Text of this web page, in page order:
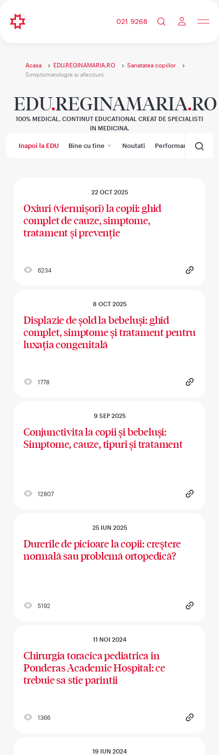
021 9268
Acasa EDU.REGINAMARIA.RO
Sanatatea copiilor
Simptomatologie si afectiuni
EDU.REGINAMARIA.RO
100% MEDICAL. CONTINUT EDUCATIONAL CREAT DE SPECIALISTI
IN MEDICINA.
Inapoi la EDU Bine cu tine Noutati Performanta
22 OCT 2025
Oxiuri (viermișori) la copii: ghid
complet de cauze, simptome,
tratament și prevenție
6234
8 OCT 2025
Displazie de șold la bebeluși: ghid
complet, simptome și tratament pentru
luxația congenitală
1778
9 SEP 2025
Conjunctivita la copii și bebeluși:
Simptome, cauze, tipuri și tratament
12807
25 IUN 2025
Durerile de picioare la copii: creștere
normală sau problemă ortopedică?
5192
11 NOI 2024
Chirurgia toracica pediatrica in
Ponderas Academic Hospital: ce
trebuie sa stie parintii
1366
19 IUN 2024